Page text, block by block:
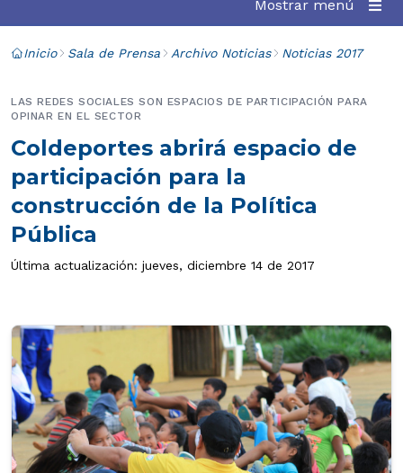
Mostrar menú
Inicio Sala de Prensa Archivo Noticias Noticias 2017
Coldeportes abrirá espacio de
participación para la
construcción de la Política
Pública
LAS REDES SOCIALES SON ESPACIOS DE PARTICIPACIÓN PARA
OPINAR EN EL SECTOR
Última actualización: jueves, diciembre 14 de 2017